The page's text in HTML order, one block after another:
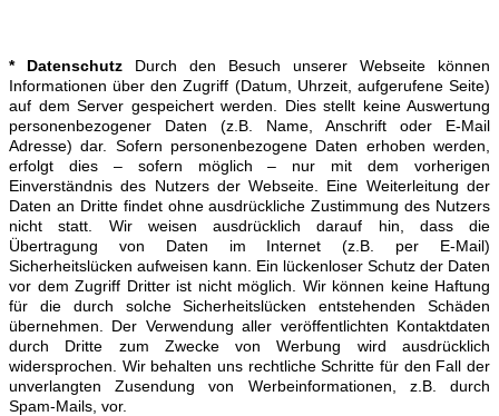
* Datenschutz Durch den Besuch unserer Webseite können
Informationen über den Zugriff (Datum, Uhrzeit, aufgerufene Seite)
auf dem Server gespeichert werden. Dies stellt keine Auswertung
personenbezogener Daten (z.B. Name, Anschrift oder E-Mail
Adresse) dar. Sofern personenbezogene Daten erhoben werden,
erfolgt dies – sofern möglich – nur mit dem vorherigen
Einverständnis des Nutzers der Webseite. Eine Weiterleitung der
Daten an Dritte findet ohne ausdrückliche Zustimmung des Nutzers
nicht statt. Wir weisen ausdrücklich darauf hin, dass die
Übertragung von Daten im Internet (z.B. per E-Mail)
Sicherheitslücken aufweisen kann. Ein lückenloser Schutz der Daten
vor dem Zugriff Dritter ist nicht möglich. Wir können keine Haftung
für die durch solche Sicherheitslücken entstehenden Schäden
übernehmen. Der Verwendung aller veröffentlichten Kontaktdaten
durch Dritte zum Zwecke von Werbung wird ausdrücklich
widersprochen. Wir behalten uns rechtliche Schritte für den Fall der
unverlangten Zusendung von Werbeinformationen, z.B. durch
Spam-Mails, vor.